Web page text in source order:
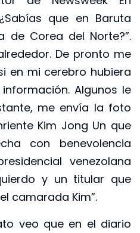
que en Baruta
de Corea del Norte?”.
De pronto me
en mi cerebro hubiera
Algunos le
me envía la foto
Kim Jong Un que
con benevolencia
venezolana
y un titular que
camarada Kim”.
veo que en el diario